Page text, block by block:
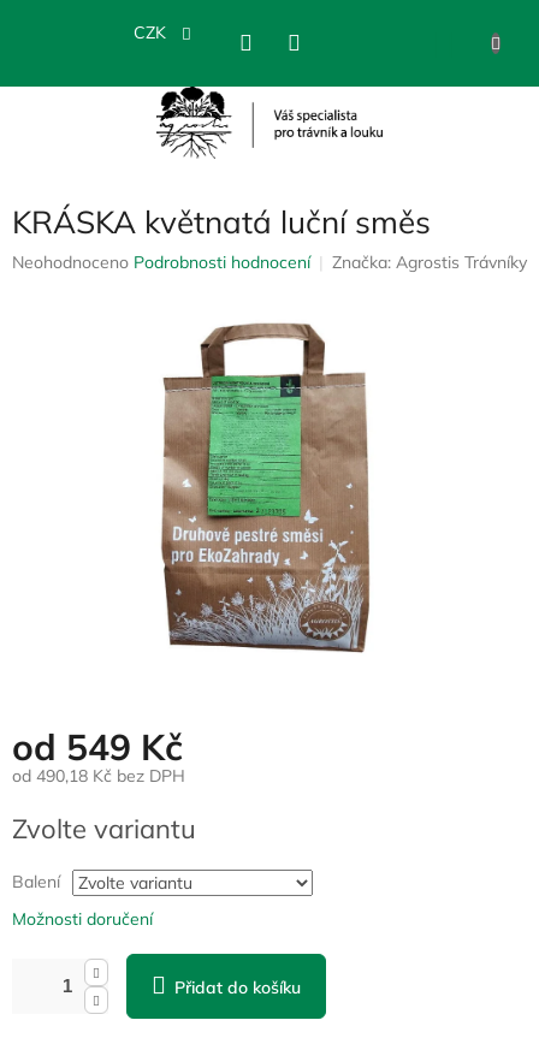
CZK
KRÁSKA květnatá luční směs
Průměrné
Neohodnoceno Podrobnosti hodnocení Značka: Agrostis Trávníky
od 549 Kč
od 490,18 Kč bez DPH
cena:
Zvolte variantu
Balení
Možnosti doručení
Přidat do košíku